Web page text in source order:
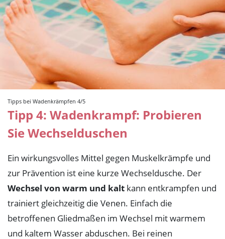
Tipps bei Wadenkrämpfen 4/5
Tipp 4: Wadenkrampf: Probieren
Sie Wechselduschen
Ein wirkungsvolles Mittel gegen Muskelkrämpfe und
zur Prävention ist eine kurze Wechseldusche. Der
Wechsel von warm und kalt kann entkrampfen und
trainiert gleichzeitig die Venen. Einfach die
betroffenen Gliedmaßen im Wechsel mit warmem
und kaltem Wasser abduschen. Bei reinen